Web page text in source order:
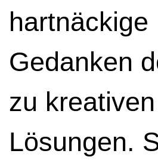
hartnäckige
Gedanken
zu kreativen
Lösungen.